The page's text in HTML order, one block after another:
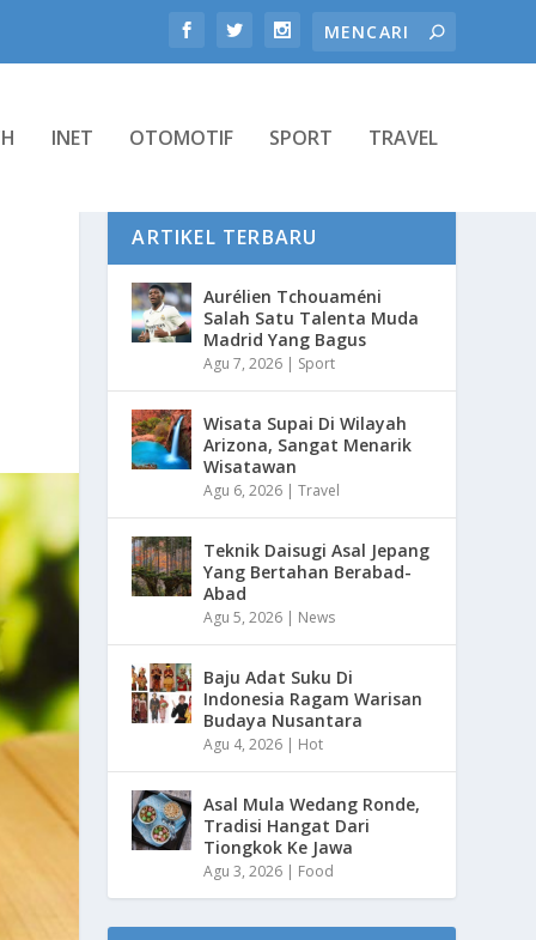
INET OTOMOTIF SPORT TRAVEL
ARTIKEL TERBARU
Aurélien Tchouaméni
Salah Satu Talenta Muda
Madrid Yang Bagus
Agu 7, 2026 | Sport
Wisata Supai Di Wilayah
Arizona, Sangat Menarik
Wisatawan
Agu 6, 2026 |Travel
Teknik Daisugi Asal Jepang
Yang Bertahan Berabad-
Abad
Agu 5, 2026 | News
Baju Adat Suku Di
Indonesia Ragam Warisan
Budaya Nusantara
Agu 4, 2026 | Hot
Asal Mula Wedang Ronde,
Tradisi Hangat Dari
Tiongkok Ke Jawa
Agu 3, 2026 | Food